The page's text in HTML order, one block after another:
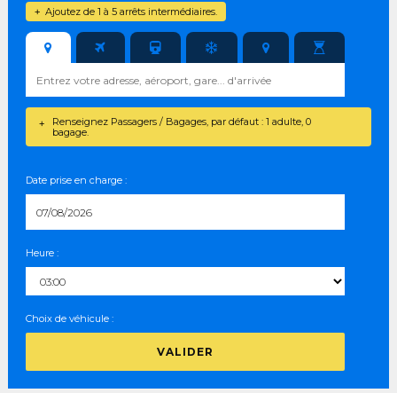
Ajoutez de 1 à 5 arrêts intermédiaires.
+
Renseignez Passagers / Bagages, par défaut : 1 adulte, 0
bagage.
+
Date prise en charge :
Heure :
Choix de véhicule :
VALIDER